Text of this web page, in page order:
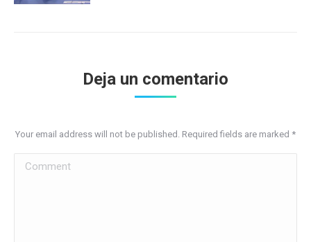
Deja un comentario
Your email address will not be published. Required fields are marked *
Comment